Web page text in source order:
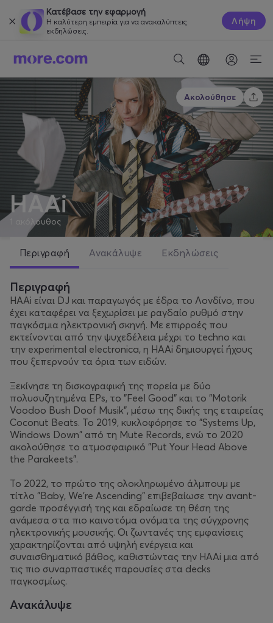
Κατέβασε την εφαρμογή
Η καλύτερη εμπειρία για να ανακαλύπτεις
εκδηλώσεις.
Λήψη
ΗΑΑi
ακόλουθος
Ακολούθησε
Περιγραφή Ανακάλυψε Εκδηλώσεις
Περιγραφή
HAAi είναι DJ και παραγωγός με έδρα το Λονδίνο, που
έχει καταφέρει να ξεχωρίσει με ραγδαίο ρυθμό στην
παγκόσμια ηλεκτρονική σκηνή. Με επιρροές που
εκτείνονται από την ψυχεδέλεια μέχρι το techno και
την experimental electronica, η HAAi δημιουργεί ήχους
που ξεπερνούν τα όρια των ειδών.
Ξεκίνησε τη δισκογραφική της πορεία με δύο
πολυσυζητημένα EPs, το "Feel Good" και το "Motorik
Voodoo Bush Doof Musik", μέσω της δικής της εταιρείας
Coconut Beats. Το 2019, κυκλοφόρησε το "Systems Up,
Windows Down" από τη Mute Records, ενώ το 2020
ακολούθησε το ατμοσφαιρικό "Put Your Head Above
the Parakeets".
Το 2022, το πρώτο της ολοκληρωμένο άλμπουμ με
τίτλο "Baby, We're Ascending" επιβεβαίωσε την avant-
garde προσέγγισή της και εδραίωσε τη θέση της
ανάμεσα στα πιο καινοτόμα ονόματα της σύγχρονης
ηλεκτρονικής μουσικής. Οι ζωντανές της εμφανίσεις
χαρακτηρίζονται από υψηλή ενέργεια και
συναισθηματικό βάθος, καθιστώντας την HAAi μια από
τις πιο συναρπαστικές παρουσίες στα decks
παγκοσμίως.
Ανακάλυψε